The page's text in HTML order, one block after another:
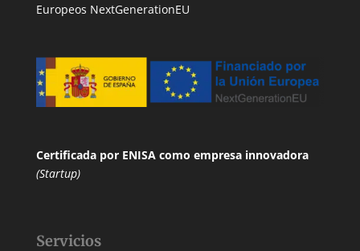
Europeos NextGenerationEU
Certificada por ENISAcomo empresa innovadora
(Startup)
Servicios